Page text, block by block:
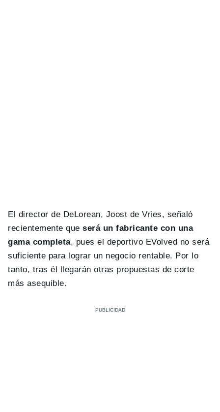
El director de DeLorean, Joost de Vries, señaló
recientemente queserá un fabricante con una
gama completa, pues el deportivo EVolved no será
suficiente para lograr un negocio rentable. Por lo
tanto, tras él llegarán otras propuestas de corte
más asequible.